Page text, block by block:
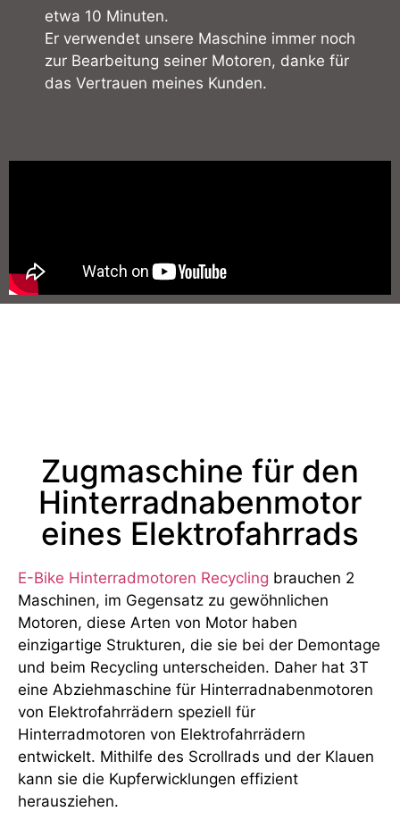
etwa 10 Minuten.
Er verwendet unsere Maschine immer noch
zur Bearbeitung seiner Motoren, danke für
das Vertrauen meines Kunden.
Zugmaschine für den
Hinterradnabenmotor
eines Elektrofahrrads
E-Bike Hinterradmotoren Recycling brauchen 2
Maschinen, im Gegensatz zu gewöhnlichen
Motoren, diese Arten von Motor haben
einzigartige Strukturen, die sie bei der Demontage
und beim Recycling unterscheiden. Daher hat 3T
eine Abziehmaschine für Hinterradnabenmotoren
von Elektrofahrrädern speziell für
Hinterradmotoren von Elektrofahrrädern
entwickelt. Mithilfe des Scrollrads und der Klauen
kann sie die Kupferwicklungen effizient
herausziehen.